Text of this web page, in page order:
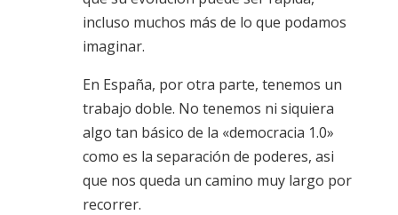
incluso muchos más de lo que podamos
imaginar.
En España, por otra parte, tenemos un
trabajo doble. No tenemos ni siquiera
algo tan básico de la «democracia 1.0»
como es la separación de poderes, asi
que nos queda un camino muy largo por
recorrer.